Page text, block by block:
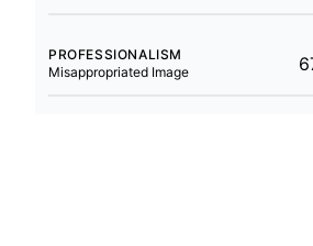
PROFESSIONALISM
Misappropriated Image